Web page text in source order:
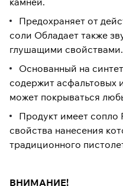
Предохраняет от
соли Обладает также
глушащими свойствами.
Основанный на
содержит асфальтовых
может покрываться
Продукт имеет
свойства нанесения
традиционного
ВНИМАНИЕ!